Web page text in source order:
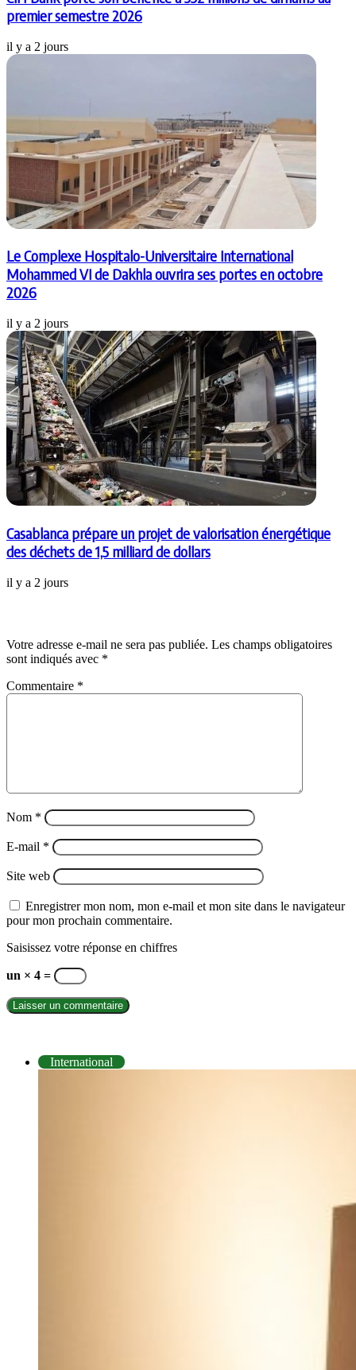
premier semestre 2026
il y a 2 jours
Le Complexe Hospitalo-Universitaire International
Mohammed VI de Dakhla ouvrira ses portes en octobre
2026
il y a 2 jours
Casablanca prépare un projet de valorisation énergétique
des déchets de 1,5 milliard de dollars
il y a 2 jours
Votre adresse e-mail ne sera pas publiée. Les champs obligatoires
sont indiqués avec *
Commentaire *
Nom *
E-mail *
Site web
Enregistrer mon nom, mon e-mail et mon site dans le navigateur
pour mon prochain commentaire.
Saisissez votre réponse en chiffres
un × 4 =
International